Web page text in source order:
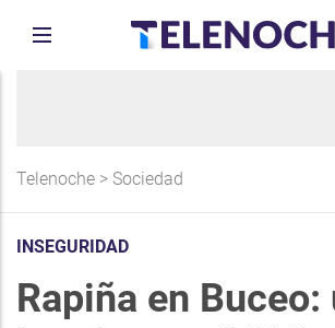
Telenoche > Sociedad
INSEGURIDAD
Rapiña en Buceo: